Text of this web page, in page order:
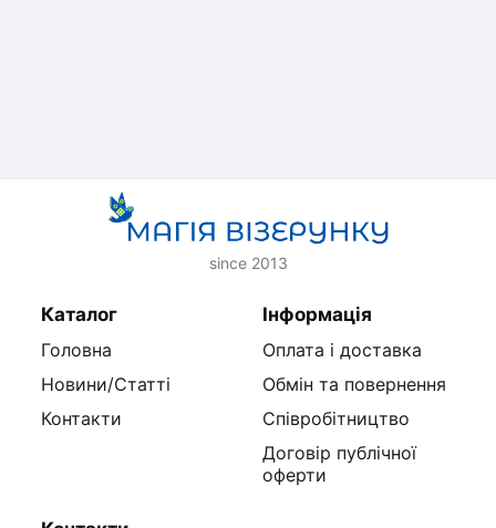
since 2013
Каталог
Головна
Новини/Статті
Контакти
Інформація
Оплата і доставка
Обмін та повернення
Співробітництво
Договір публічної
оферти